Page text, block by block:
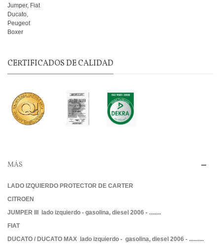
CERTIFICADOS DE CALIDAD
MÁS
LADO IZQUIERDO PROTECTOR DE CARTER
CITROEN
JUMPER III lado izquierdo - gasolina, diesel 2006 - ........
FIAT
DUCATO / DUCATO MAX lado izquierdo - gasolina, diesel 2006 - ..........